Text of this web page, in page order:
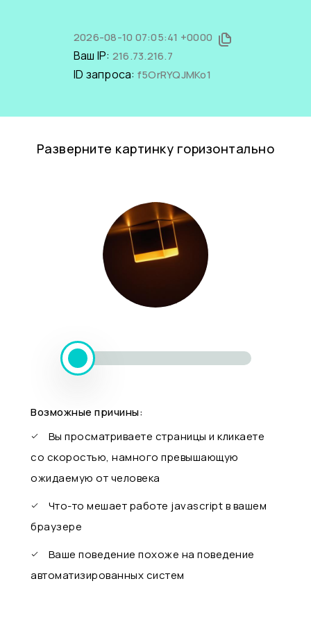
2026-08-10 07:05:41 +0000
Ваш IP: 216.73.216.7
ID запроса: f5OrRYQJMKo1
Разверните картинку горизонтально
Возможные причины:
Вы просматриваете страницы и кликаете
со скоростью, намного превышающую
ожидаемую от человека
Что-то мешает работе javascript в вашем
браузере
Ваше поведение похоже на поведение
автоматизированных систем